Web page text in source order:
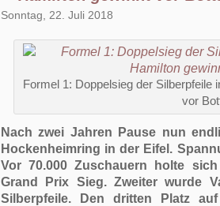
Sonntag, 22. Juli 2018
Formel 1: Doppelsieg der Silberpfeile
vor
Nach zwei Jahren Pause nun
Hockenheimring in der Eifel.
Vor 70.000 Zuschauern holte
Grand Prix Sieg. Zweiter wurde
Silberpfeile. Den dritten Platz